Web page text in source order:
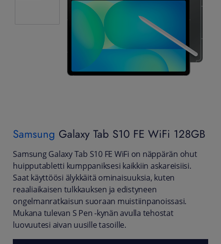
Samsung Galaxy Tab S10 FE WiFi 128GB
Samsung Galaxy Tab S10 FE WiFi on näppärän ohut
huipputabletti kumppaniksesi kaikkiin askareisiisi.
Saat käyttöösi älykkäitä ominaisuuksia, kuten
reaaliaikaisen tulkkauksen ja edistyneen
ongelmanratkaisun suoraan muistiinpanoissasi.
Mukana tulevan S Pen -kynän avulla tehostat
luovuutesi aivan uusille tasoille.